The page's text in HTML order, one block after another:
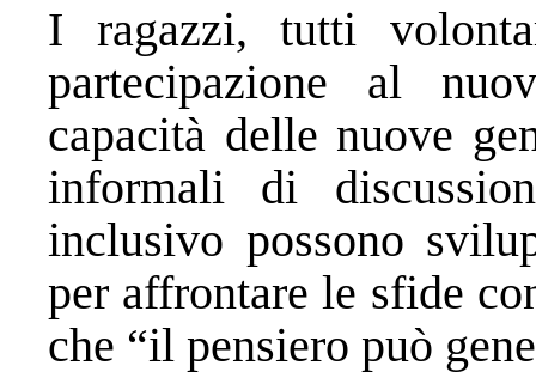
I ragazzi, tutti
partecipazione al
capacità delle nuove
informali di
inclusivo possono
per affrontare le sfide
che “il pensiero può